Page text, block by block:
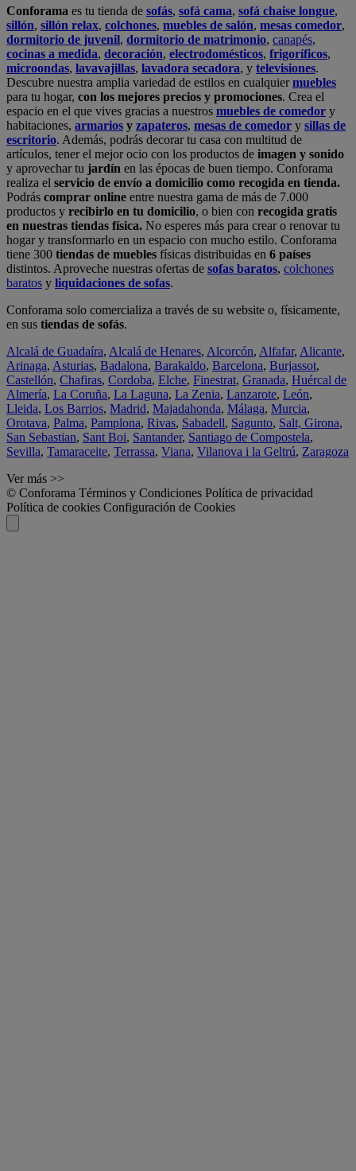
Conforama es tu tienda de sofás, sofá cama, sofá chaise longue,
sillón, sillón relax, colchones, muebles de salón, mesas comedor,
dormitorio de juvenil, dormitorio de matrimonio, canapés,
cocinas a medida, decoración, electrodomésticos, frigoríficos,
microondas, lavavajillas, lavadora secadora, y televisiones.
Descubre nuestra amplia variedad de estilos en cualquiermuebles
para tu hogar, con los mejores precios y promociones. Crea el
espacio en el que vives gracias a nuestros muebles de comedor y
habitaciones, armarios y zapateros, mesas de comedor y sillas de
escritorio. Además, podrás decorar tu casa con multitud de
artículos, tener el mejor ocio con los productos de imagen y sonido
y aprovechar tu jardín en las épocas de buen tiempo. Conforama
realiza el servicio de envío a domicilio como recogida en tienda.
Podrás comprar online entre nuestra gama de más de 7.000
productos y recibirlo en tu domicilio, o bien con recogida gratis
en nuestras tiendas física. No esperes más para crear o renovar tu
hogar y transformarlo en un espacio con mucho estilo. Conforama
tiene 300 tiendas de muebles físicas distribuidas en 6 países
distintos. Aproveche nuestras ofertas de sofas baratos, colchones
baratos y liquidaciones de sofas.
Conforama solo comercializa a través de su website o, físicamente,
en sus tiendas de sofás.
Alcalá de Guadaíra, Alcalá de Henares, Alcorcón, Alfafar, Alicante,
Arinaga, Asturias, Badalona, Barakaldo, Barcelona, Burjassot,
Castellón, Chafiras, Cordoba, Elche, Finestrat, Granada, Huércal de
Almería, La Coruña, La Laguna, La Zenia, Lanzarote, León,
Lleida, Los Barrios, Madrid, Majadahonda, Málaga, Murcia,
Orotava, Palma, Pamplona, Rivas, Sabadell, Sagunto, Salt, Girona,
San Sebastian, Sant Boi, Santander, Santiago de Compostela,
Sevilla, Tamaraceite, Terrassa, Viana, Vilanova i la Geltrú, Zaragoza
Ver más >>
© Conforama Términos y Condiciones Política de privacidad
Política de cookies Configuración de Cookies